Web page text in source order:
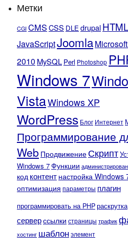
Метки
CGI CMSCSS DLE drupalHTML
JavaScriptJoomla
2010 MySQL Perl Photoshop
Windows 7
VistaWindows XP
WordPress Блог Интернет
Программирование
Web Продвижение Скрипт
Windows 7Функции
код контент настройка Windows
оптимизация параметры плагин
программировать на PHPраскрутка
серверссылки страницы трафик
хостинг шаблонэлемент